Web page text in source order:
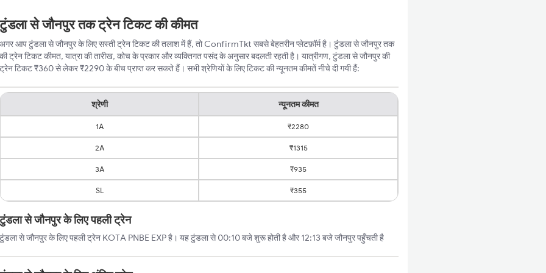
टुंडला से जौनपुर तक ट्रेन टिकट की कीमत
अगर आप टुंडला से जौनपुर के लिए सस्ती ट्रेन टिकट की तलाश में हैं, तो ConfirmTkt सबसे बेहतरीन प्लेटफ़ॉर्म है। टुंडला से जौनपुर तक
की ट्रेन टिकट कीमत, यात्रा की तारीख, कोच के प्रकार और व्यक्तिगत पसंद के अनुसार बदलती रहती है। यात्रीगण, टुंडला से जौनपुर की
ट्रेन टिकट ₹360 से लेकर ₹2290 के बीच प्राप्त कर सकते हैं। सभी श्रेणियों के लिए टिकट की न्यूनतम कीमतें नीचे दी गयी हैं:
श्रेणी न्यूनतम कीमत
1A ₹2280
2A ₹1315
3A ₹935
SL ₹355
टुंडला से जौनपुर के लिए पहली ट्रेन
टुंडला से जौनपुर के लिए पहली ट्रेन KOTA PNBE EXP है। यह टुंडला से 00:10 बजे शुरू होती है और 12:13 बजे जौनपुर पहुँचती है